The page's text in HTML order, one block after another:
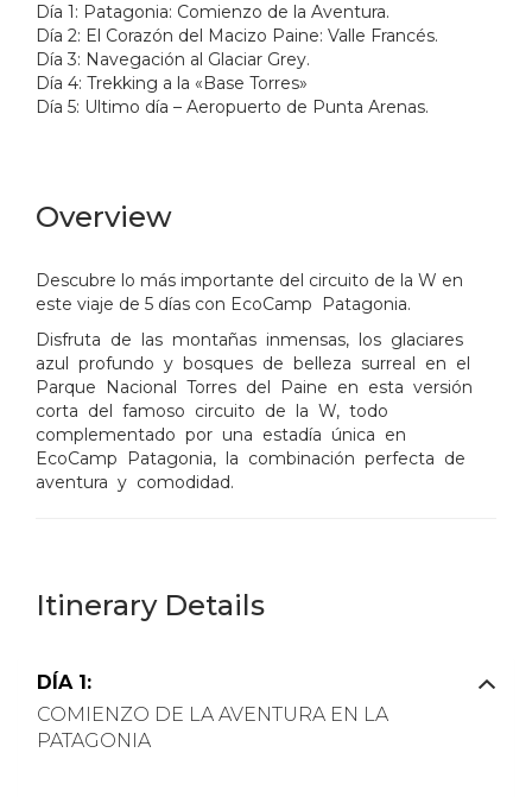
Día 1: Patagonia: Comienzo de la Aventura.
Día 2: El Corazón del Macizo Paine: Valle Francés.
Día 3: Navegación al Glaciar Grey.
Día 4: Trekking a la «Base Torres»
Día 5: Ultimo día – Aeropuerto de Punta Arenas.
Overview
Descubre lo más importante del circuito de la W en
este viaje de 5 días con EcoCamp Patagonia.
Disfruta de las montañas inmensas, los glaciares
azul profundo y bosques de belleza surreal en el
Parque Nacional Torres del Paine en esta versión
corta del famoso circuito de la W, todo
complementado por una estadía única en
EcoCamp Patagonia, la combinación perfecta de
aventura y comodidad.
Itinerary Details
DÍA 1:
COMIENZO DE LA AVENTURA EN LA
PATAGONIA